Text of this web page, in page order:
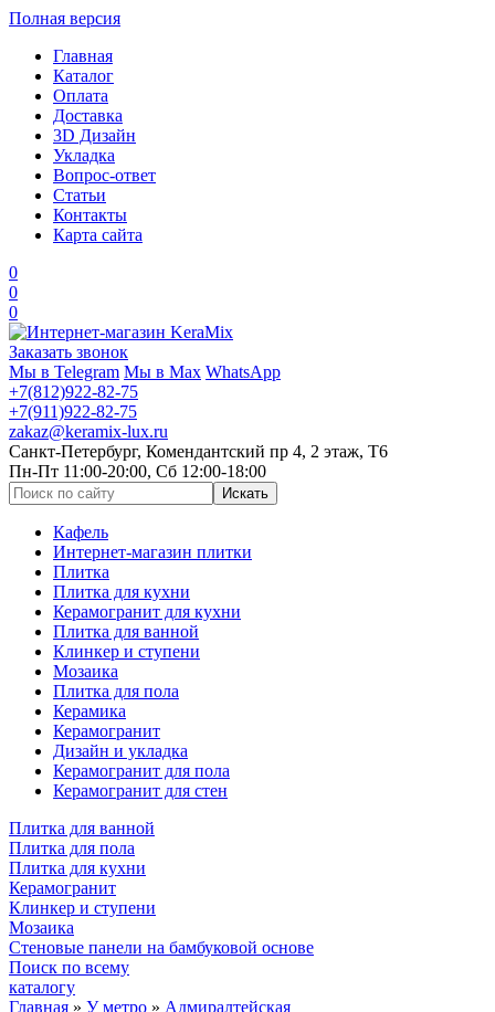
Полная версия
Главная
Каталог
Оплата
Доставка
3D Дизайн
Укладка
Вопрос-ответ
Статьи
Контакты
Карта сайта
0
0
0
Заказать звонок
Мы в Telegram Мы в Max WhatsApp
+7(812)922-82-75
+7(911)922-82-75
zakaz@keramix-lux.ru
Санкт-Петербург, Комендантский пр 4, 2 этаж, Т6
Пн-Пт 11:00-20:00, Сб 12:00-18:00
Кафель
Интернет-магазин плитки
Плитка
Плитка для кухни
Керамогранит для кухни
Плитка для ванной
Клинкер и ступени
Мозаика
Плитка для пола
Керамика
Керамогранит
Дизайн и укладка
Керамогранит для пола
Керамогранит для стен
Плитка для ванной
Плитка для пола
Плитка для кухни
Керамогранит
Клинкер и ступени
Мозаика
Стеновые панели на бамбуковой основе
Поиск по всему
каталогу
Главная » У метро » Адмиралтейская